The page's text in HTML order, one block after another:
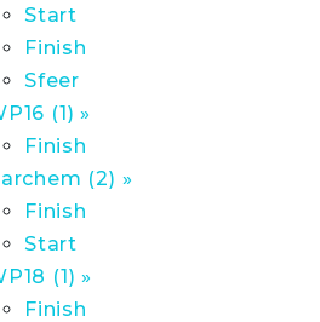
Start
Finish
Sfeer
(1) »
Finish
(2) »
Finish
Start
(1) »
Finish